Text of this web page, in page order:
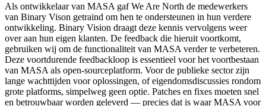
Als ontwikkelaar van MASA gaf We Are North de medewerkers
van Binary Vison getraind om hen te ondersteunen in hun verdere
ontwikkeling. Binary Vision draagt deze kennis vervolgens weer
over aan hun eigen klanten. De feedback die hieruit voortkomt,
gebruiken wij om de functionaliteit van MASA verder te verbeteren.
Deze voortdurende feedbackloop is essentieel voor het voortbestaan
van MASA als open-sourceplatform. Voor de publieke sector zijn
lange wachttijden voor oplossingen, of eigendomsdiscussies rondom
grote platforms, simpelweg geen optie. Patches en fixes moeten snel
en betrouwbaar worden geleverd — precies dat is waar MASA voor